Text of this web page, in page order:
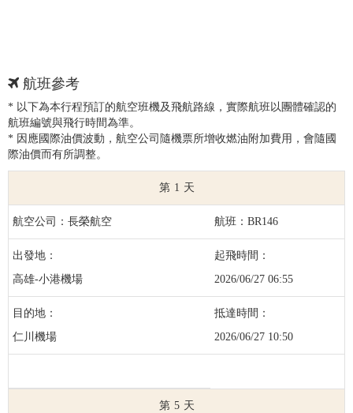
航班參考
* 以下為本行程預訂的航空班機及飛航路線，實際航班以團體確認的
航班編號與飛行時間為準。
* 因應國際油價波動，航空公司隨機票所增收燃油附加費用，會隨國
際油價而有所調整。
1
長榮航空 BR146
高雄-小港機場 2026/06/27 06:55
仁川機場 2026/06/27 10:50
5